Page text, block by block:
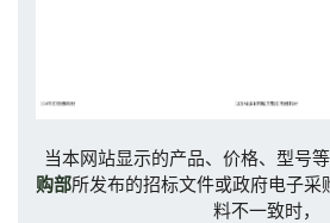
当本网站显示的产品、价格、型号
购部所发布的招标文件或政府电子采
料不一致时，